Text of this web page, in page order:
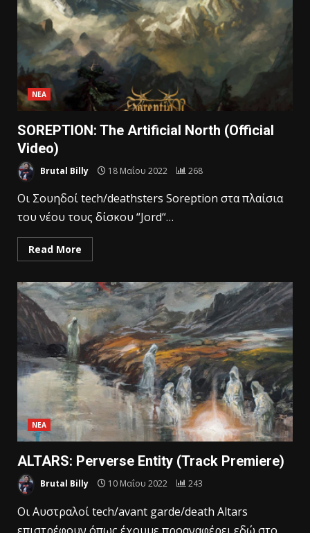
ΝΕΑ
SOREPTION: The Artificial North (Official
Video)
Brutal Billy 18 Μαΐου 2022 268
Oι Σουηδοί tech/deathsters Soreption στα πλαίσια
του νέου τους δίσκου “Jord“…
Read More
ΝΕΑ
ALTARS: Perverse Entity (Track Premiere)
Brutal Billy 10 Μαΐου 2022 243
Oι Αυστραλοί tech/avant garde/death Altars